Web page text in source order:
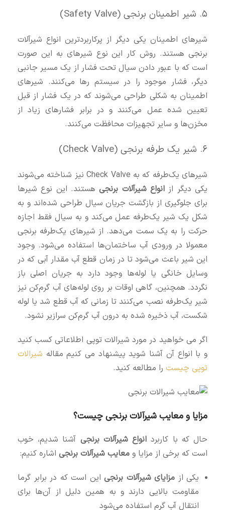
۵. شیر اطمینان برنجی (Safety Valve)
شیرهای اطمینان یکی دیگر از پرکاربردترین انواع شیرآلات
برنجی هستند. روش کار این نوع شیرهای به این صورت
است که با عبور دادن سیال تحت فشار از یک مسیر جانبی
دیگر، فشار موجود را در سیستم رها می‌کنند. شیرهای
اطمینان به شکلی طراحی می‌شوند که در یک فشار از قبل
تعیین شده عمل می‌کنند و در برابر فشارهای زیاد از
مخزن‌ها و سایر تجهیزات محافظت می‌کنند.
۶. شیر یک‌ طرفه برنجی (Check Valve)
شیرهای یک‌طرفه که به Check Valve نیز شناخته می‌شوند
یکی دیگر از انواع شیرآلات برنجیهستند. این نوع شیرها
برای جلوگیری از بازگشت جریان سیال طراحی شده‌اند و به
شکل یک شیر یک‌طرفه عمل می‌کند و به سیال فقط اجازه
حرکت را به یک سمت می‌دهد. از شیرهای یک‌طرفه برنجی
معمولا در ورودی آب ساختمان‌ها استفاده می‌شود. وجود
این شیر باعث می‌شود تا در زمان قطع آب مقدار آبی که در
وسایل خانگی یا لوله‌ها وجود دارد به جریان اصلی باز
نگردد. همچنین، گاهی اوقات بر روی لوله‌های آب گرم‌کن نیز
شیر یک‌طرفه نصب می‌کنند تا زمانی که آب قطع شد یا لوله
شکست، آب ذخیره شده به درون آب گرم‌کن سرازیر نشود.
اگر می خواهید در مورد شیرالات توپی اطلاعاتی کسب کنید
و با انواع آن آشنا شوید پیشنهاد می کنیم مقاله شیرالات
توپی چیست را مطالعه کنید.
مزایا و معایب شیرآلات برنجی چیست؟
حال که با کاربرد انواع شیرآلات برنجی آشنا شدیم، خوب
است که برخی از مزایا و معایب شیرآلات برنجی اشاره کنیم:
یکی از مزایای شیرآلات برنجی این است که در برابر گرما
مقاومت بالایی دارند و به همین دلیل از آن‌ها برای
انتقال آب گرم استفاده می‌شود